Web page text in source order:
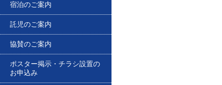
宿泊のご案内
託児のご案内
協賛のご案内
ポスター掲示・チラシ設置の
お申込み